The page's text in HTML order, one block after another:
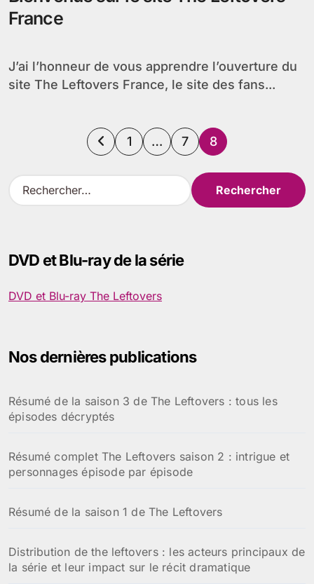
France
J’ai l’honneur de vous apprendre l’ouverture du
site The Leftovers France, le site des fans...
Pagination
des
publications
1 … 7 8
R
e
r
h
e
:
DVD et Blu-ray de la série
DVD et Blu-ray The Leftovers
Nos dernières publications
Résumé de la saison 3 de The Leftovers : tous les
épisodes décryptés
Résumé complet The Leftovers saison 2 : intrigue et
personnages épisode par épisode
Résumé de la saison 1 de The Leftovers
Distribution de the leftovers : les acteurs principaux de
la série et leur impact sur le récit dramatique